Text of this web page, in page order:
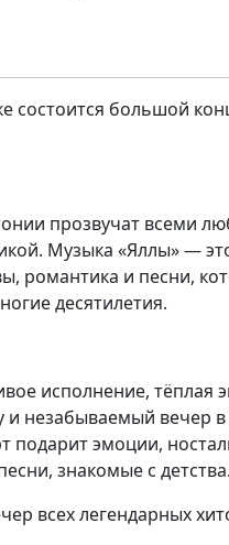
состоится большой
прозвучат всеми
Музыка «Яллы» —
романтика и песни,
десятилетия.
исполнение, тёплая
и незабываемый вечер
подарит эмоции,
знакомые с детства.
всех легендарных